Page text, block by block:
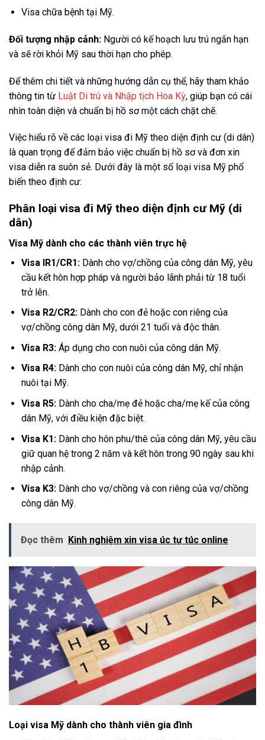
Visa chữa bệnh tại Mỹ.
Đối tượng nhập cảnh: Người có kế hoạch lưu trú ngắn hạn
và sẽ rời khỏi Mỹ sau thời hạn cho phép.
Để thêm chi tiết và những hướng dẫn cụ thể, hãy tham khảo
thông tin từ Luật Di trú và Nhập tịch Hoa Kỳ, giúp bạn có cái
nhìn toàn diện và chuẩn bị hồ sơ một cách chặt chẽ.
Việc hiểu rõ về các loại visa đi Mỹ theo diện định cư (di dân)
là quan trọng để đảm bảo việc chuẩn bị hồ sơ và đơn xin
visa diễn ra suôn sẻ. Dưới đây là một số loại visa Mỹ phổ
biến theo định cư:
Phân loại visa đi Mỹ theo diện định cư Mỹ (di
dân)
Visa Mỹ dành cho các thành viên trực hệ
Visa IR1/CR1:Dành cho vợ/chồng của công dân Mỹ, yêu
cầu kết hôn hợp pháp và người bảo lãnh phải từ 18 tuổi
trở lên.
Visa R2/CR2:Dành cho con đẻ hoặc con riêng của
vợ/chồng công dân Mỹ, dưới 21 tuổi và độc thân.
Visa R3:Áp dụng cho con nuôi của công dân Mỹ.
Visa R4:Dành cho con nuôi của công dân Mỹ, chỉ nhận
nuôi tại Mỹ.
Visa R5:Dành cho cha/mẹ đẻ hoặc cha/mẹ kế của công
dân Mỹ, với điều kiện đặc biệt.
Visa K1:Dành cho hôn phu/thê của công dân Mỹ, yêu cầu
giữ quan hệ trong 2 năm và kết hôn trong 90 ngày sau khi
nhập cảnh.
Visa K3:Dành cho vợ/chồng và con riêng của vợ/chồng
công dân Mỹ.
Đọc thêm Kinh nghiệm xin visa úc tự túc online
Loại visa Mỹ dành cho thành viên gia đình